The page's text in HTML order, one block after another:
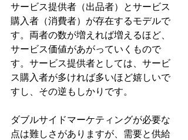
サービス提供者（出品者）とサービス
購入者（消費者）が存在するモデルで
す。両者の数が増えれば増えるほど、
サービス価値があがっていくもので
す。サービス提供者としては、サービ
ス購入者が多ければ多いほど嬉しいで
すし、その逆もしかりです。
ダブルサイドマーケティングが必要な
点は難しさがありますが、需要と供給